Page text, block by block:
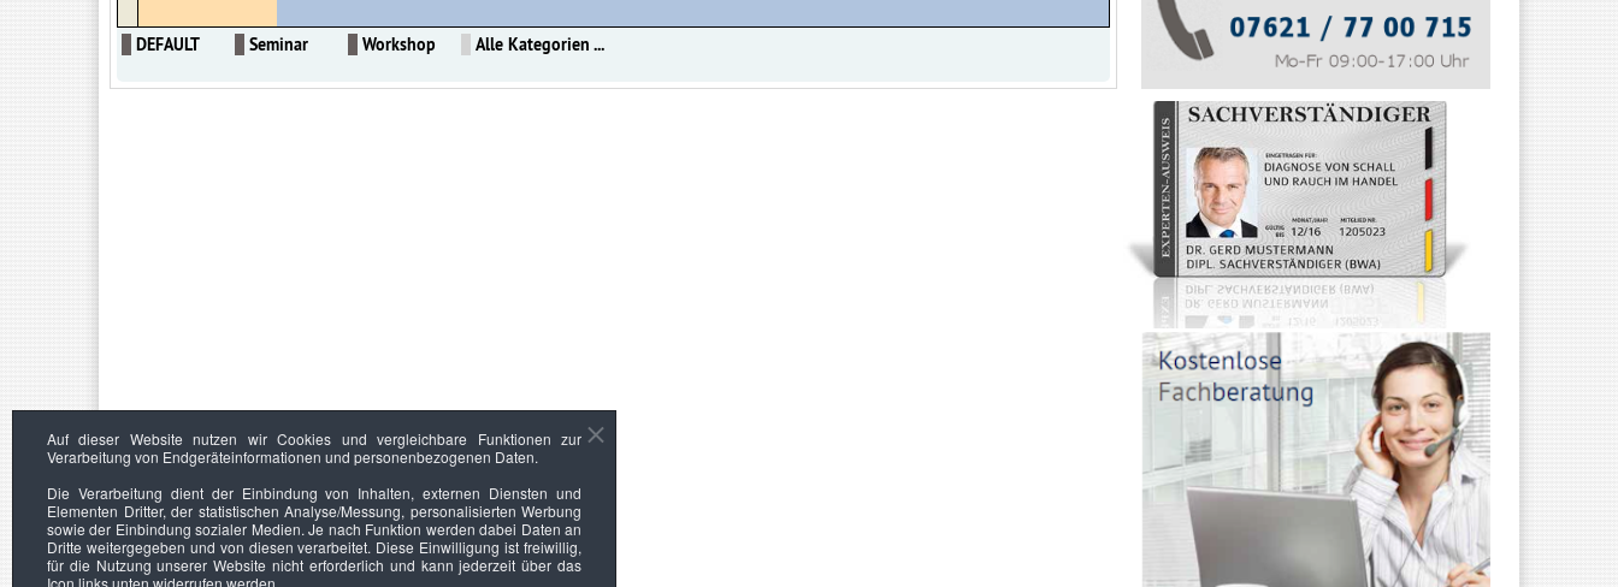
DEFAULT Seminar Workshop Alle Kategorien ...
Auf dieser Website nutzen wir Cookies und vergleichbare Funktionen zur
Verarbeitung von Endgeräteinformationen und personenbezogenen Daten.
Die Verarbeitung dient der Einbindung von Inhalten, externen Diensten und
Elementen Dritter, der statistischen Analyse/Messung, personalisierten Werbung
sowie der Einbindung sozialer Medien. Je nach Funktion werden dabei Daten an
Dritte weitergegeben und von diesen verarbeitet. Diese Einwilligung ist freiwillig,
für die Nutzung unserer Website nicht erforderlich und kann jederzeit über das
Icon links unten widerrufen werden.